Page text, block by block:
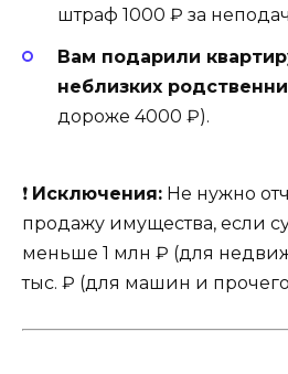
штраф 1000 ₽ за
Вам подарили
неблизких
дороже 4000 ₽).
❗ Исключения: Не нужно
продажу имущества, если
меньше 1 млн ₽ (для
тыс. ₽ (для машин и